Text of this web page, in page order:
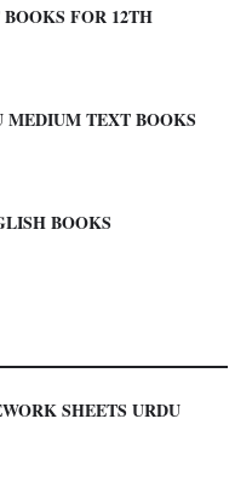
FOR 12TH
MEDIUM TEXT BOOKS
BOOKS
SHEETS URDU